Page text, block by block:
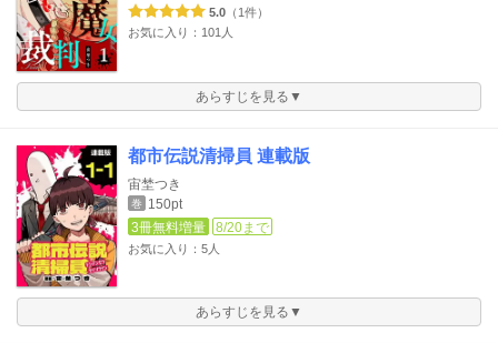
5.0 （1件）
お気に入り：101人
あらすじを見る▼
都市伝説清掃員 連載版
宙埜つき
巻
150pt
3冊無料増量
8/20まで
お気に入り：5人
あらすじを見る▼